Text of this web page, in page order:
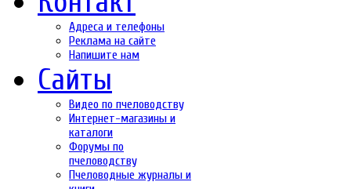
Адреса и телефоны
Реклама на сайте
Напишите нам
Сайты
Видео по пчеловодству
Интернет-магазины и
каталоги
Форумы по
пчеловодству
Пчеловодные журналы и